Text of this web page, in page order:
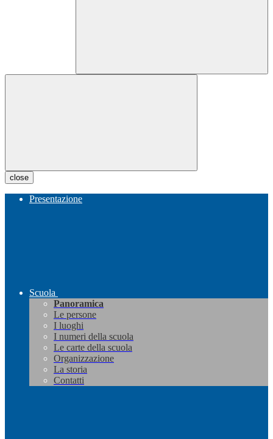
close
Presentazione
Scuola
Panoramica
Le persone
I luoghi
I numeri della scuola
Le carte della scuola
Organizzazione
La storia
Contatti